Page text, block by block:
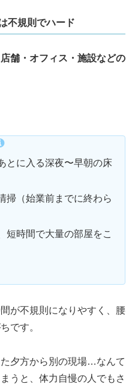
不規則でハード
店舗・オフィス・施設などの
とに入る深夜〜早朝の床
掃（始業前までに終わら
短時間で大量の部屋をこ
が不規則になりやすく、腰
です。
夕方から別の現場…なんて
うと、体力自慢の人でもさ